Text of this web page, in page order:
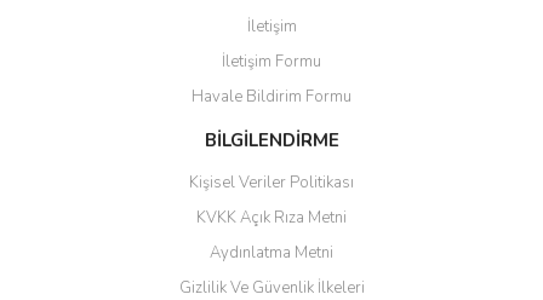
İletişim
İletişim Formu
Havale Bildirim Formu
BİLGİLENDİRME
Kişisel Veriler Politikası
KVKK Açık Rıza Metni
Aydınlatma Metni
Gizlilik Ve Güvenlik İlkeleri